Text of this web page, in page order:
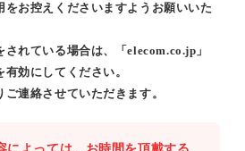
をお控えくださいますようお願いいた
れている場合は、「elecom.co.jp」
効にしてください。
連絡させていただきます。